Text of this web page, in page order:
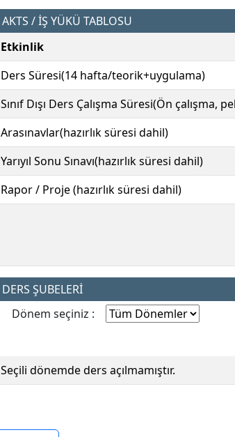
AKTS / İŞ YÜKÜ TABLOSU
Etkinlik
Ders Süresi(14 hafta/teorik+uygulama)
Sınıf Dışı Ders Çalışma Süresi(Ön çalışma,
Arasınavlar(hazırlık süresi dahil)
Yarıyıl Sonu Sınavı(hazırlık süresi dahil)
Rapor / Proje (hazırlık süresi dahil)
DERS ŞUBELERİ
Dönem seçiniz :
Seçili dönemde ders açılmamıştır.